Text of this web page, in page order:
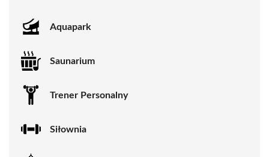
Aquapark
Saunarium
Trener Personalny
Siłownia